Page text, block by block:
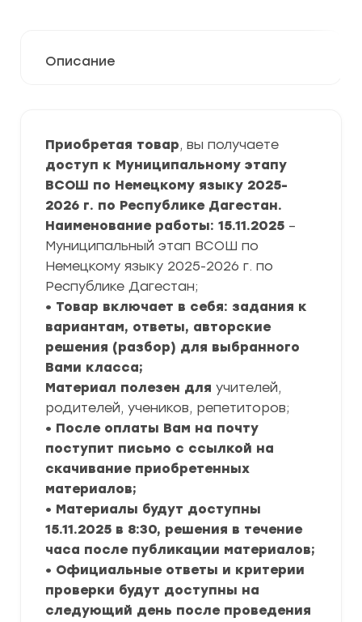
Описание
Приобретая товар, вы получаете
доступ к Муниципальному этапу
ВСОШ по Немецкому языку 2025-
2026 г. по Республике Дагестан.
Наименование работы: 15.11.2025 –
Муниципальный этап ВСОШ по
Немецкому языку 2025-2026 г. по
Республике Дагестан;
• Товар включает в себя: задания к
вариантам, ответы, авторские
решения (разбор) для выбранного
Вами класса;
Материал полезен для учителей,
родителей, учеников, репетиторов;
• После оплаты Вам на почту
поступит письмо с ссылкой на
скачивание приобретенных
материалов;
• Материалы будут доступны
15.11.2025 в 8:30, решения в течение
часа после публикации материалов;
• Официальные ответы и критерии
проверки будут доступны на
следующий день после проведения